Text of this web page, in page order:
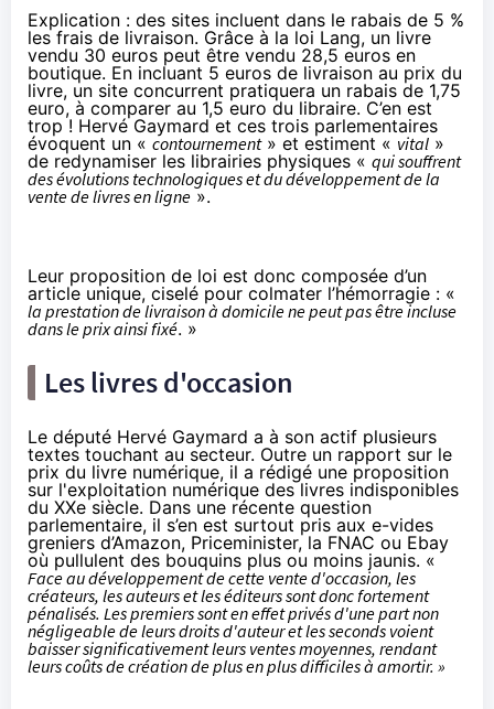
Explication : des sites incluent dans le rabais de 5 %
les frais de livraison. Grâce à la loi Lang, un livre
vendu 30 euros peut être vendu 28,5 euros en
boutique. En incluant 5 euros de livraison au prix du
livre, un site concurrent pratiquera un rabais de 1,75
euro, à comparer au 1,5 euro du libraire. C’en est
trop ! Hervé Gaymard et ces trois parlementaires
évoquent un « contournement» et estiment « vital »
de redynamiser les librairies physiques « qui souffrent
des évolutions technologiques et du développement de la
vente de livres en ligne ».
Leur proposition de loi est donc composée d’un
article unique, ciselé pour colmater l’hémorragie : «
la prestation de livraison à domicile ne peut pas être incluse
dans le prix ainsi fixé. »
Les livres d'occasion
Le député Hervé Gaymard a à son actif plusieurs
textes touchant au secteur. Outre un rapport sur le
prix du livre numérique, il a rédigé une proposition
sur l'exploitation numérique des livres indisponibles
du XXe siècle. Dans une récente question
parlementaire, il s’en est surtout pris aux e-vides
greniers d’Amazon, Priceminister, la FNAC ou Ebay
où pullulent des bouquins plus ou moins jaunis. «
Face au développement de cette vente d'occasion, les
créateurs, les auteurs et les éditeurs sont donc fortement
pénalisés. Les premiers sont en effet privés d'une part non
négligeable de leurs droits d'auteur et les seconds voient
baisser significativement leurs ventes moyennes, rendant
leurs coûts de création de plus en plus difficiles à amortir. »